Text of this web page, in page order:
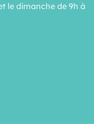
le dimanche de 9h à